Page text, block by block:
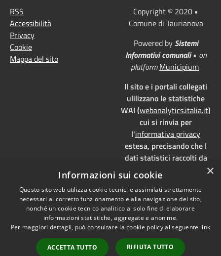
RSS
Accessibilità
Privacy
Cookie
Mappa del sito
Copyright © 2020 •
Comune di Taurianova
Powered by Sistemi
Informativi comunali• on
platform Municipium
Il sito e i portali collegati
ulilizzano le statistiche
WAI (webanalytics.italia.it)
cui si rinvia per
l'informativa privacy
estesa, precisando che I
dati statistici raccolti da
WAI vengono memorizzati
su server dedicati,
localizzati in Italia e ad uso
esclusivo della pubblica
amministrazione. WAI è
pienamente aderente alla
normativa GDPR e, grazie
all'anonimizzazione dei
×
Informazioni sui cookie
Questo sito web utilizza cookie tecnici e assimilati strettamente
necessari al corretto funzionamento e alla navigazione del sito,
nonché un cookie tecnico analitico al solo fine di elaborare
informazioni statistiche, aggregate e anonime.
Per maggiori dettagli, può consultare la cookie policy al seguente link
ACCETTA TUTTO RIFIUTA TUTTO